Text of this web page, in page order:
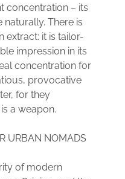
concentration – its
There is
extract: it is tailor-
impression in its
concentration for
provocative
for they
a weapon.
URBAN NOMADS
of modern